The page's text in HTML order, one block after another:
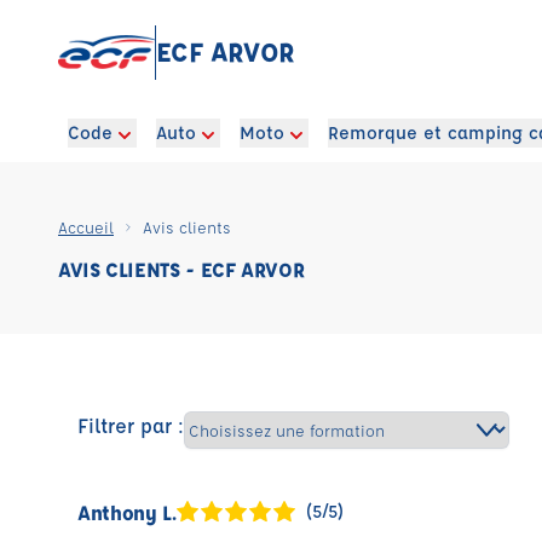
ECF ARVOR
Code Auto Moto Remorque et camping
Accueil Avis clients
AVIS CLIENTS - ECF ARVOR
Filtrer par :
Anthony L. (5/5)